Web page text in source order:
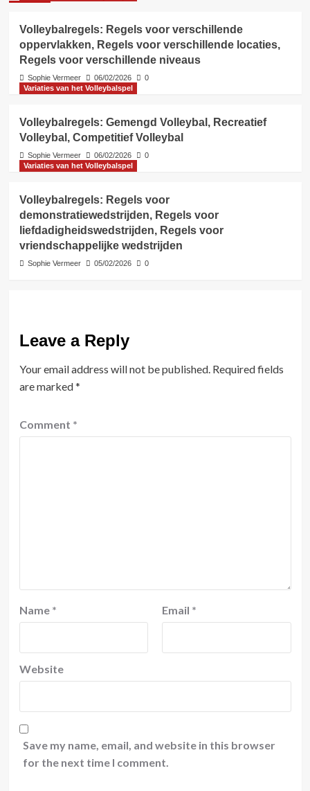
Volleybalregels: Regels voor verschillende
oppervlakken, Regels voor verschillende locaties,
Regels voor verschillende niveaus
Sophie Vermeer 06/02/2026
0
Variaties van het Volleybalspel
Volleybalregels: Gemengd Volleybal, Recreatief
Volleybal, Competitief Volleybal
Sophie Vermeer 06/02/2026
0
Variaties van het Volleybalspel
Volleybalregels: Regels voor
demonstratiewedstrijden, Regels voor
liefdadigheidswedstrijden, Regels voor
vriendschappelijke wedstrijden
Sophie Vermeer 05/02/2026 0
Leave a Reply
Your email address will not be published. Required fields
are marked*
Comment *
Name * Email *
Website
Save my name, email, and website in this browser
for the next time I comment.